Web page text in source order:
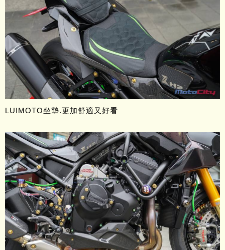
LUIMOTO坐墊.更加舒適又好看